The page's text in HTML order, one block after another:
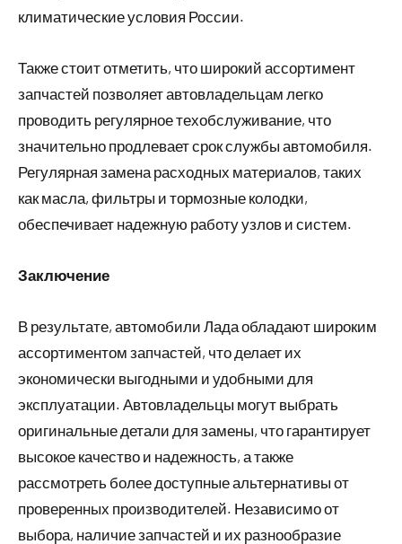
климатические условия России.
Также стоит отметить, что широкий ассортимент
запчастей позволяет автовладельцам легко
проводить регулярное техобслуживание, что
значительно продлевает срок службы автомобиля.
Регулярная замена расходных материалов, таких
как масла, фильтры и тормозные колодки,
обеспечивает надежную работу узлов и систем.
Заключение
В результате, автомобили Лада обладают широким
ассортиментом запчастей, что делает их
экономически выгодными и удобными для
эксплуатации. Автовладельцы могут выбрать
оригинальные детали для замены, что гарантирует
высокое качество и надежность, а также
рассмотреть более доступные альтернативы от
проверенных производителей. Независимо от
выбора, наличие запчастей и их разнообразие